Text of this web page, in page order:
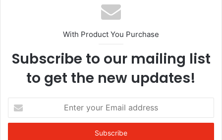
With Product You Purchase
Subscribe to our mailing list
to get the new updates!
your
Email